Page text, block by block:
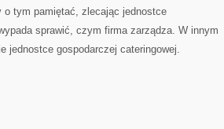
o tym pamiętać, zlecając jednostce
sprawić, czym firma zarządza. W innym
jednostce gospodarczej cateringowej.